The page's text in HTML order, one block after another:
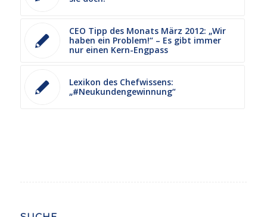
CEO Tipp des Monats März 2012: „Wir
haben ein Problem!“ – Es gibt immer
nur einen Kern-Engpass
Lexikon des Chefwissens:
„#Neukundengewinnung“